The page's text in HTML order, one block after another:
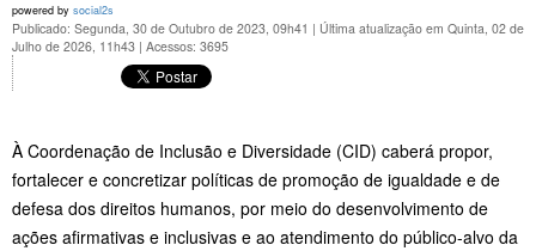
powered by social2s
Publicado: Segunda, 30 de Outubro de 2023, 09h41 | Última atualização em Quinta, 02 de
Julho de 2026, 11h43 | Acessos: 3695
À Coordenação de Inclusão e Diversidade (CID) caberá propor,
fortalecer e concretizar políticas de promoção de igualdade e de
defesa dos direitos humanos, por meio do desenvolvimento de
ações afirmativas e inclusivas e ao atendimento do público-alvo da